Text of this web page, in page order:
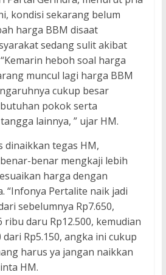
kondisi sekarang belum
harga BBM disaat
sedang sulit akibat
heboh soal harga
muncul lagi harga BBM
cukup besar
pokok serta
lainnya, ” ujar HM.
dinaikkan tegas HM,
benar mengkaji lebih
harga dengan
“Infonya Pertalite naik jadi
sebelumnya Rp7.650,
ribu daru Rp12.500, kemudian
dari Rp5.150, angka ini cukup
harus ya jangan naikkan
HM.